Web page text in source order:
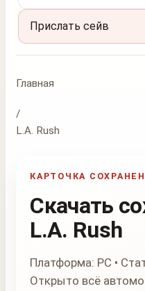
Прислать сейв
Главная
/
L.A. Rush
КАРТОЧКА
Скачать
L.A. Rush
Платформа: PC •
Открыто всё